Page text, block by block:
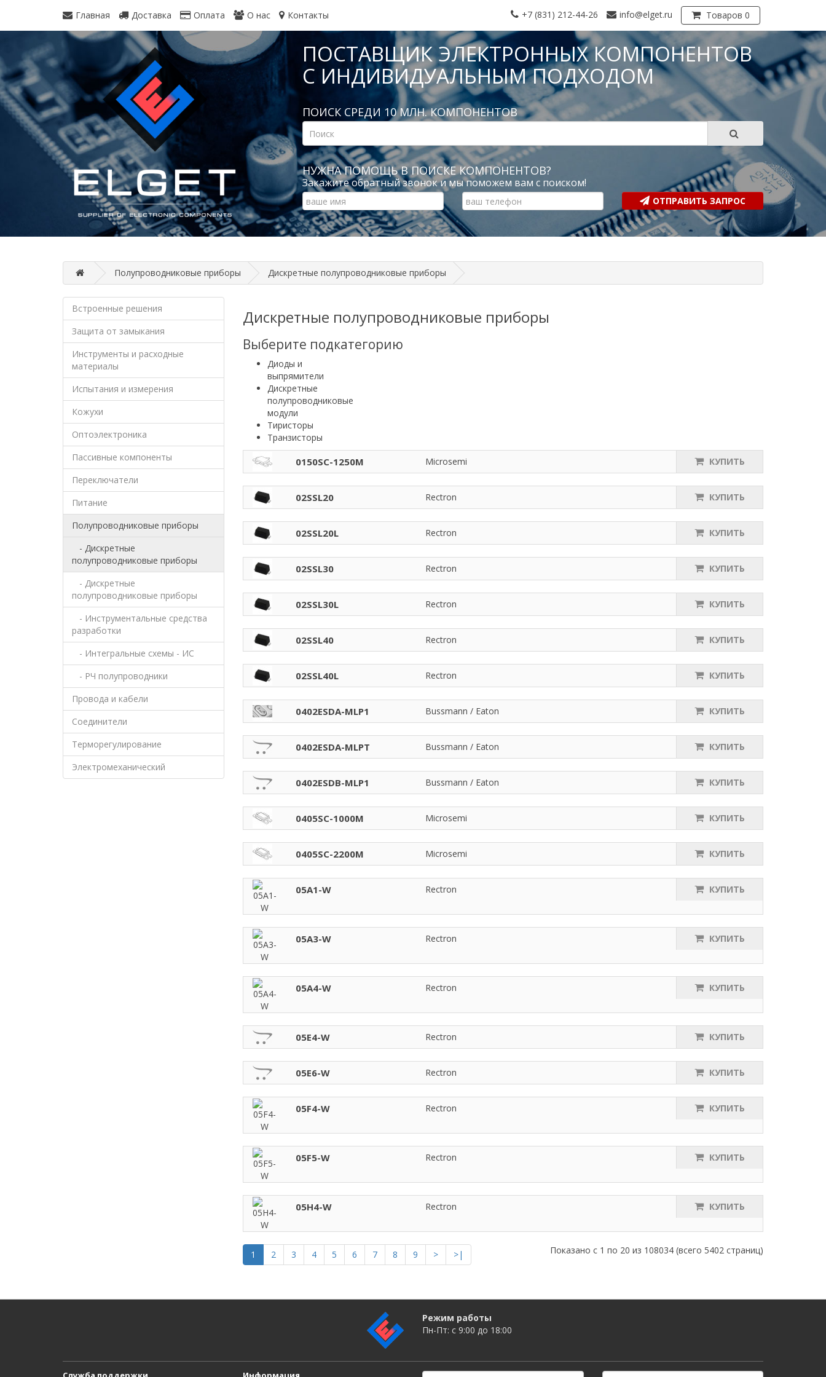
Главная Доставка Оплата О нас Контакты +7 (831) 212-44-26 info@elget.ru Товаров 0
ПОСТАВЩИК ЭЛЕКТРОННЫХ КОМПОНЕНТОВ
С ИНДИВИДУАЛЬНЫМ ПОДХОДОМ
ПОИСК СРЕДИ 10 МЛН. КОМПОНЕНТОВ
НУЖНА ПОМОЩЬ В ПОИСКЕ КОМПОНЕНТОВ?
Закажите обратный звонок и мы поможем вам с поиском!
ОТПРАВИТЬ ЗАПРОС
Полупроводниковые приборы Дискретные полупроводниковые приборы
Встроенные решения
Защита от замыкания
Инструменты и расходные
материалы
Испытания и измерения
Кожухи
Оптоэлектроника
Пассивные компоненты
Переключатели
Питание
Полупроводниковые приборы
- Дискретные
полупроводниковые приборы
- Дискретные
полупроводниковые приборы
- Инструментальные средства
разработки
- Интегральные схемы - ИС
- РЧ полупроводники
Провода и кабели
Соединители
Терморегулирование
Электромеханический
Дискретные полупроводниковые приборы
Выберите подкатегорию
Диоды и
выпрямители
Дискретные
полупроводниковые
модули
Тиристоры
Транзисторы
0150SC-1250M Microsemi КУПИТЬ
02SSL20 Rectron КУПИТЬ
02SSL20L Rectron КУПИТЬ
02SSL30 Rectron КУПИТЬ
02SSL30L Rectron КУПИТЬ
02SSL40 Rectron КУПИТЬ
02SSL40L Rectron КУПИТЬ
0402ESDA-MLP1 Bussmann / Eaton КУПИТЬ
0402ESDA-MLPT Bussmann / Eaton КУПИТЬ
0402ESDB-MLP1 Bussmann / Eaton КУПИТЬ
0405SC-1000M Microsemi КУПИТЬ
0405SC-2200M Microsemi КУПИТЬ
05A1-W Rectron КУПИТЬ
05A3-W Rectron КУПИТЬ
05A4-W Rectron КУПИТЬ
05E4-W Rectron КУПИТЬ
05E6-W Rectron КУПИТЬ
05F4-W Rectron КУПИТЬ
05F5-W Rectron КУПИТЬ
05H4-W Rectron КУПИТЬ
1 2 3 4 5 6 7 8 9 > >| Показано с 1 по 20 из 108034 (всего 5402 страниц)
Режим работы
Пн-Пт: c 9:00 до 18:00